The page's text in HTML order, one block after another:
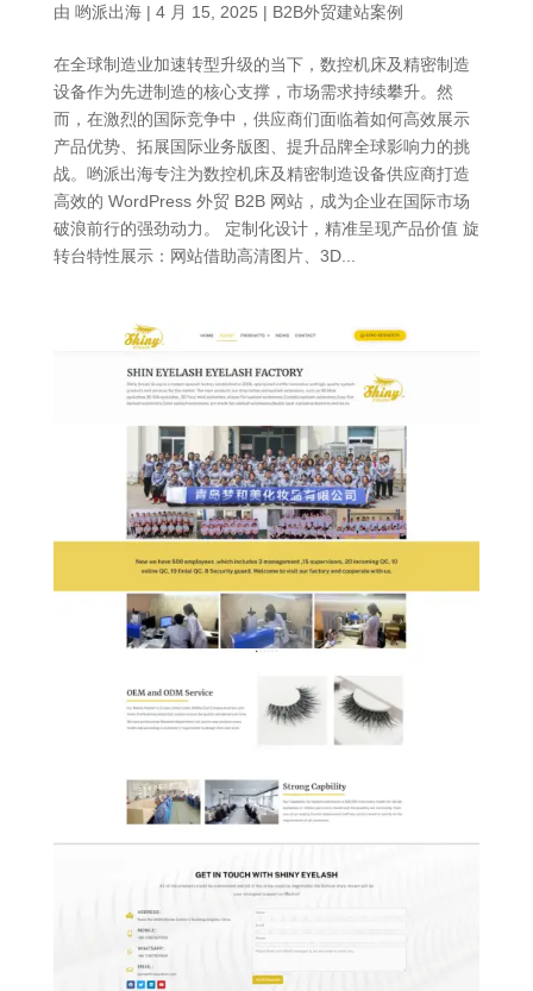
由 哟派出海| 4 月 15, 2025 | B2B外贸建站案例
在全球制造业加速转型升级的当下，数控机床及精密制造
设备作为先进制造的核心支撑，市场需求持续攀升。然
而，在激烈的国际竞争中，供应商们面临着如何高效展示
产品优势、拓展国际业务版图、提升品牌全球影响力的挑
战。哟派出海专注为数控机床及精密制造设备供应商打造
高效的 WordPress 外贸 B2B 网站，成为企业在国际市场
破浪前行的强劲动力。 定制化设计，精准呈现产品价值 旋
转台特性展示：网站借助高清图片、3D...